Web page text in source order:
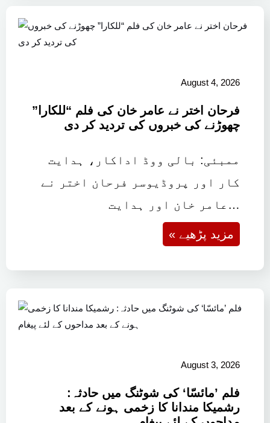
August 4, 2026
فرحان اختر نے عامر خان کی فلم “للکارا”
چھوڑنے کی خبروں کی تردید کر دی
ممبئی: بالی ووڈ اداکار، ہدایت
کار اور پروڈیوسر فرحان اختر نے
عامر خان اور ہدایت…
« مزید پڑھیے
August 3, 2026
فلم ’مائسّا‘ کی شوٹنگ میں حادثہ:
رشمیکا مندانا کا زخمی ہونے کے بعد